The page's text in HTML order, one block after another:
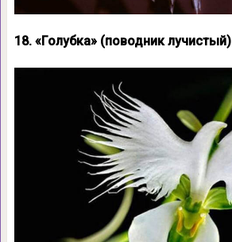
18. «Голубка» (поводник лучистый)